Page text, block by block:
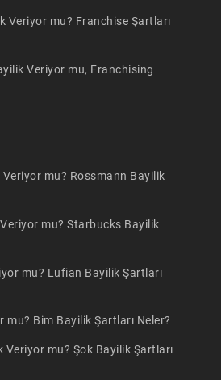
Veriyor mu? Franchise Şartları
Veriyor mu, Franchising
mu? Rossmann Bayilik
mu? Starbucks Bayilik
mu? Lufian Bayilik Şartları
mu? Bim Bayilik Şartları Neler?
Veriyor mu? Şok Bayilik Şartları